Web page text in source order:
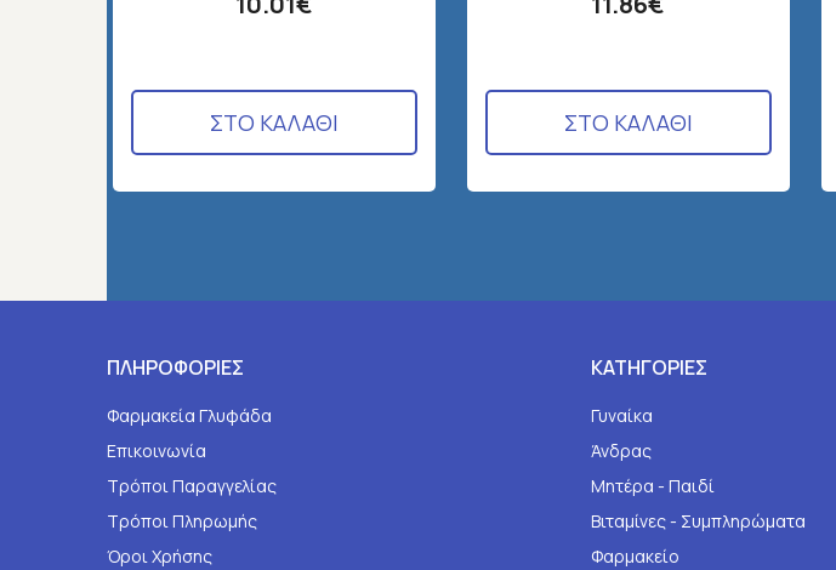
ΣΤΟ ΚΑΛΑΘΙ ΣΤΟ ΚΑΛΑΘΙ
ΠΛΗΡΟΦΟΡΙΕΣ
Φαρμακεία Γλυφάδα
Επικοινωνία
Τρόποι Παραγγελίας
Τρόποι Πληρωμής
Όροι Χρήσης
ΚΑΤΗΓΟΡΙΕΣ
Γυναίκα
Άνδρας
Μητέρα - Παιδί
Βιταμίνες - Συμπληρώματα
Φαρμακείο